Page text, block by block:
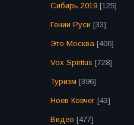
Сибирь 2019 [125]
Гении Руси [33]
Это Москва [406]
Vox Spiritus [728]
Туризм [396]
Ноев Ковчег [43]
Видео [477]